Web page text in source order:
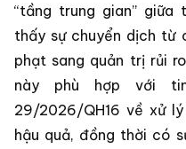
“tầng trung gian” giữa
thấy sự chuyển dịch từ
phạt sang quản trị rủi
này phù hợp với
29/2026/QH16 về xử
hậu quả, đồng thời có